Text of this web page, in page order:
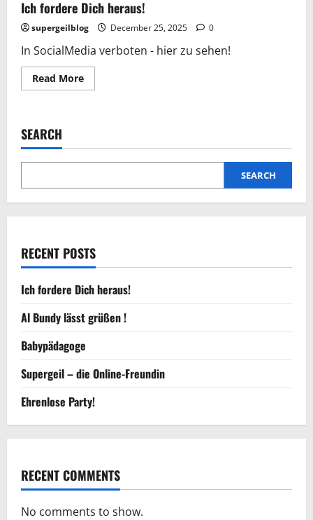
Ich fordere Dich heraus!
supergeilblog December 25, 2025 0
In SocialMedia verboten - hier zu sehen!
Read MoreRead
more
SEARCH
SEARCH
RECENT POSTS
Ich fordere Dich heraus!
Al Bundy lässt grüßen !
Babypädagoge
Supergeil – die Online-Freundin
Ehrenlose Party!
RECENT COMMENTS
No comments to show.